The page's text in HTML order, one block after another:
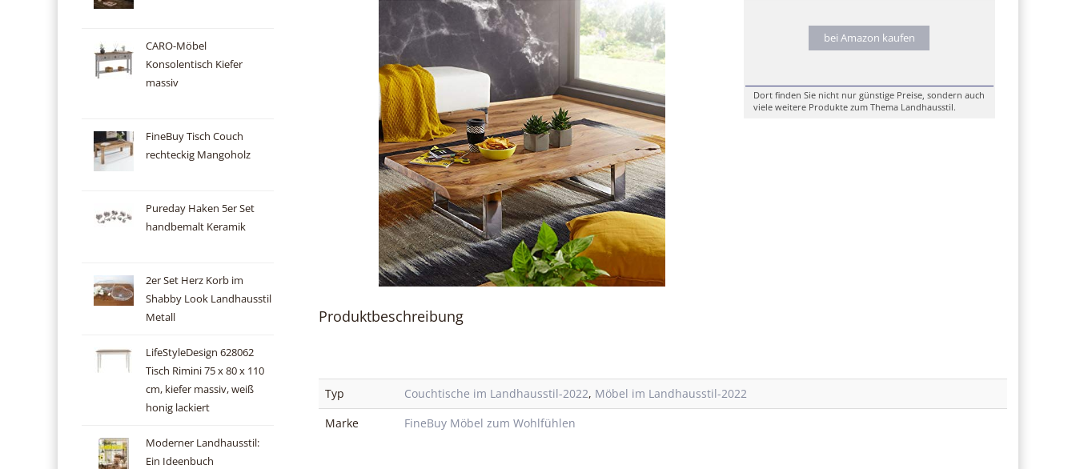
CARO-Möbel
Konsolentisch Kiefer
massiv
FineBuy Tisch Couch
rechteckig Mangoholz
Pureday Haken 5er Set
handbemalt Keramik
2er Set Herz Korb im
Shabby Look Landhausstil
Metall
LifeStyleDesign 628062
Tisch Rimini 75 x 80 x 110
cm, kiefer massiv, weiß
honig lackiert
Moderner Landhausstil:
Ein Ideenbuch
bei Amazon kaufen
Dort finden Sie nicht nur günstige Preise, sondern auch
viele weitere Produkte zum Thema Landhausstil.
Produktbeschreibung
Typ Couchtische im Landhausstil-2022, Möbel im Landhausstil-2022
Marke
FineBuy Möbel zum Wohlfühlen